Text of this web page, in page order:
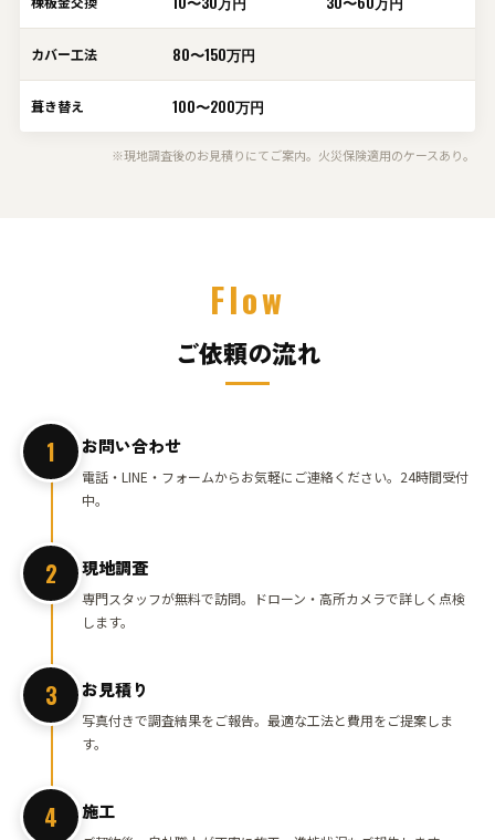
カバー工法 80〜150万円
葺き替え 100〜200万円
※現地調査後のお見積りにてご案内。火災保険適用のケースあり。
Flow
ご依頼の流れ
1 お問い合わせ
電話・LINE・フォームからお気軽にご連絡ください。24時間受付
中。
2 現地調査
専門スタッフが無料で訪問。ドローン・高所カメラで詳しく点検
します。
3 お見積り
写真付きで調査結果をご報告。最適な工法と費用をご提案しま
す。
4 施工